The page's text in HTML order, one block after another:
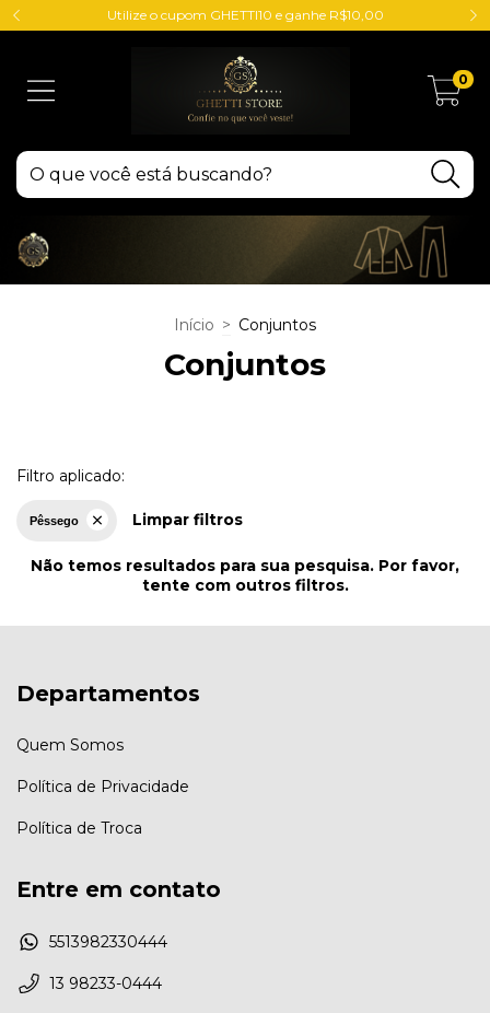
Utilize o cupom GHETTI10 e ganhe R$10,00
0
Início > Conjuntos
Conjuntos
Filtro aplicado:
Pêssego Limpar filtros
Não temos resultados para sua pesquisa. Por favor,
tente com outros filtros.
Departamentos
Quem Somos
Política de Privacidade
Política de Troca
Entre em contato
5513982330444
13 98233-0444